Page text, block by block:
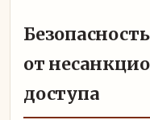
от
доступа